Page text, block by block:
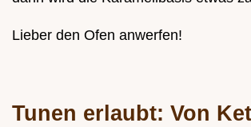
Lieber den Ofen anwerfen!
Tunen erlaubt: Von